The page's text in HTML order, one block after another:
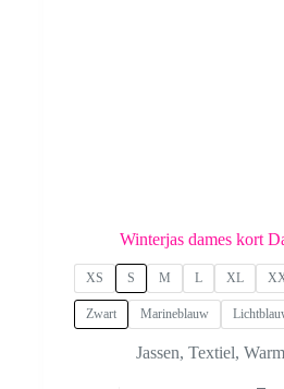
Winterjas dames kort
XS S M L XL
Zwart Marineblauw
Jassen,Textiel,